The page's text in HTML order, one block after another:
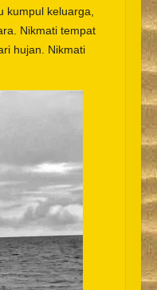
kumpul keluarga,
Nikmati tempat
hujan. Nikmati